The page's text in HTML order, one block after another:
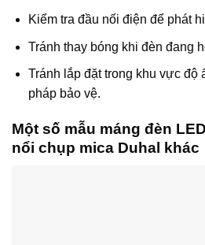
Kiểm tra đầu nối điện để phát
Tránh thay bóng khi đèn đang
Tránh lắp đặt trong khu vực độ
pháp bảo vệ.
Một số mẫu máng đèn
nổi chụp mica Duhal khác